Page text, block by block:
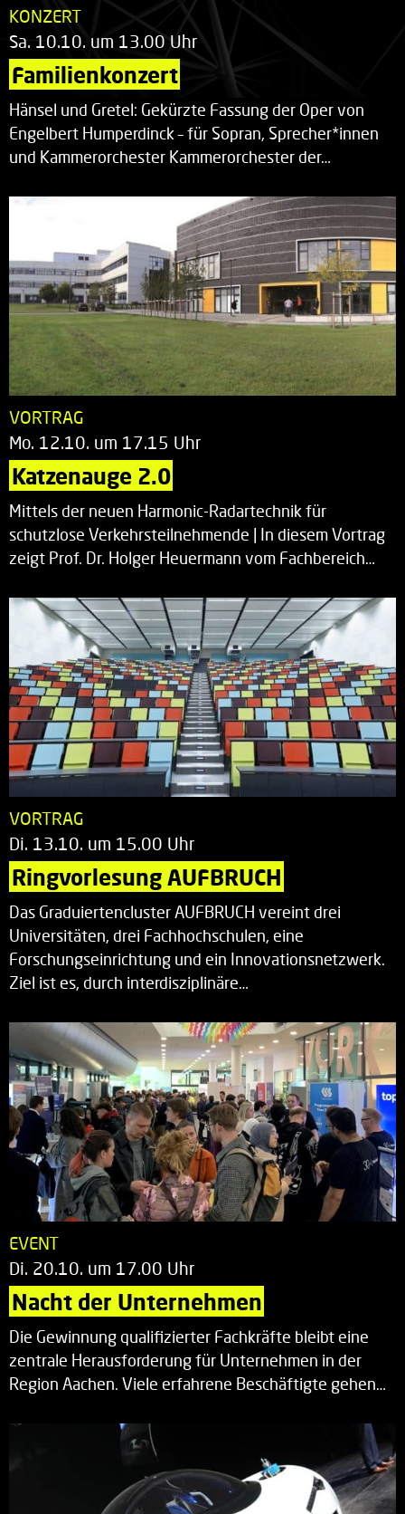
KONZERT
Sa. 10.10. um 13.00 Uhr
Familienkonzert
Hänsel und Gretel: Gekürzte Fassung der Oper von
Engelbert Humperdinck – für Sopran, Sprecher*innen
und Kammerorchester Kammerorchester der…
VORTRAG
Mo. 12.10. um 17.15 Uhr
Katzenauge 2.0
Mittels der neuen Harmonic-Radartechnik für
schutzlose Verkehrsteilnehmende | In diesem Vortrag
zeigt Prof. Dr. Holger Heuermann vom Fachbereich…
VORTRAG
Di. 13.10. um 15.00 Uhr
Ringvorlesung AUFBRUCH
Das Graduiertencluster AUFBRUCH vereint drei
Universitäten, drei Fachhochschulen, eine
Forschungseinrichtung und ein Innovationsnetzwerk.
Ziel ist es, durch interdisziplinäre…
EVENT
Di. 20.10. um 17.00 Uhr
Nacht der Unternehmen
Die Gewinnung qualifizierter Fachkräfte bleibt eine
zentrale Herausforderung für Unternehmen in der
Region Aachen. Viele erfahrene Beschäftigte gehen…